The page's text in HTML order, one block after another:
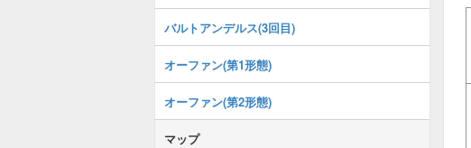
バルトアンデルス(3回目)
オーファン(第1形態)
オーファン(第2形態)
マップ